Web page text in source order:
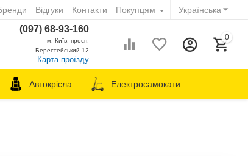
Українська
Відгуки Контакти Покупцям
(097) 68-93-160
м. Київ, просп.
Берестейський 12
Карта проїзду
0
Автокрісла Електросамокати